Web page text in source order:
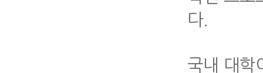
다.
국내 대학